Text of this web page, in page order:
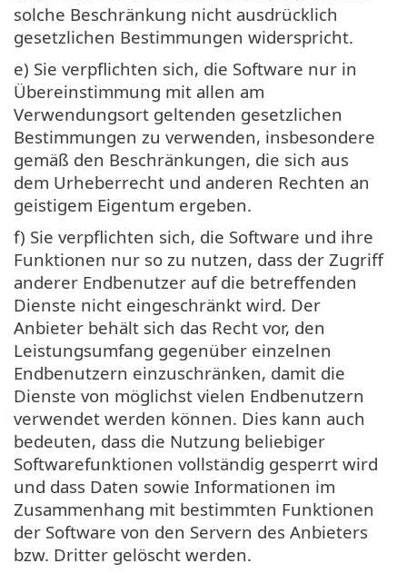
solche Beschränkung nicht ausdrücklich
gesetzlichen Bestimmungen widerspricht.
e) Sie verpflichten sich, die Software nur in
Übereinstimmung mit allen am
Verwendungsort geltenden gesetzlichen
Bestimmungen zu verwenden, insbesondere
gemäß den Beschränkungen, die sich aus
dem Urheberrecht und anderen Rechten an
geistigem Eigentum ergeben.
f) Sie verpflichten sich, die Software und ihre
Funktionen nur so zu nutzen, dass der Zugriff
anderer Endbenutzer auf die betreffenden
Dienste nicht eingeschränkt wird. Der
Anbieter behält sich das Recht vor, den
Leistungsumfang gegenüber einzelnen
Endbenutzern einzuschränken, damit die
Dienste von möglichst vielen Endbenutzern
verwendet werden können. Dies kann auch
bedeuten, dass die Nutzung beliebiger
Softwarefunktionen vollständig gesperrt wird
und dass Daten sowie Informationen im
Zusammenhang mit bestimmten Funktionen
der Software von den Servern des Anbieters
bzw. Dritter gelöscht werden.